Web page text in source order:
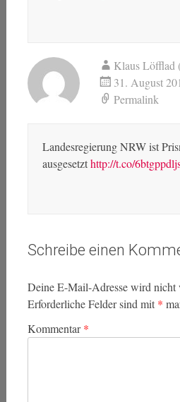
Klaus Löfflad
31. August
Permalink
Landesregierung NRW ist
ausgesetzthttp://t.co/
Schreibe einen
Deine E-Mail-Adresse wird nicht
Erforderliche Felder sind mit *
Kommentar*